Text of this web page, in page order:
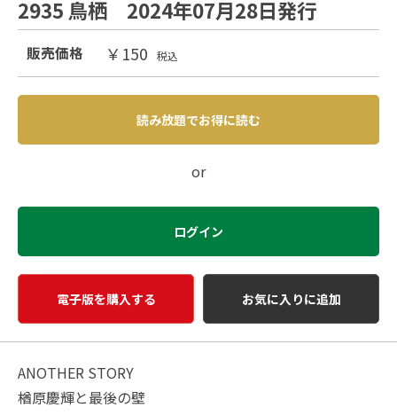
2935 鳥栖 2024年07月28日発行
販売価格 ￥150 税込
読み放題でお得に読む
or
ログイン
電子版を購入する お気に入りに追加
ANOTHER STORY
楢原慶輝と最後の壁